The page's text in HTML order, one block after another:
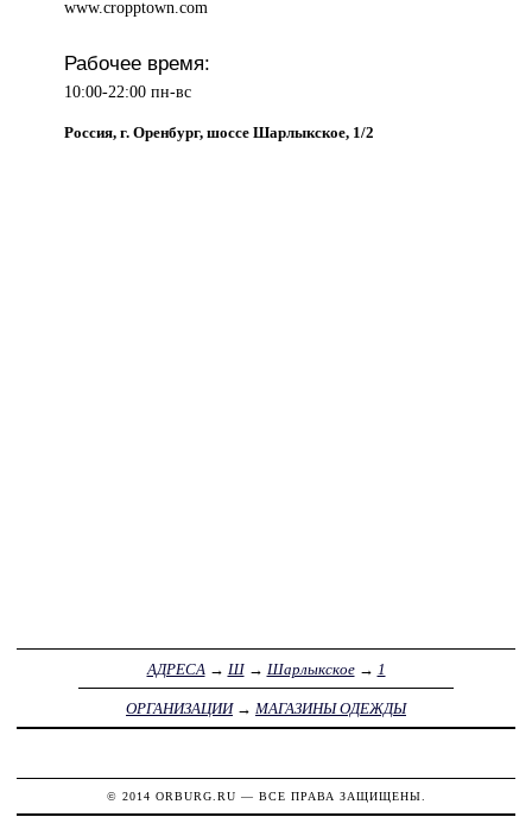
www.cropptown.com
Рабочее время:
10:00-22:00 пн-вс
Россия, г. Оренбург, шоссе Шарлыкское, 1/2
АДРЕСА → Ш→ Шарлыкское→ 1
ОРГАНИЗАЦИИ→ МАГАЗИНЫ ОДЕЖДЫ
© 2014 ORBURG.RU — ВСЕ ПРАВА ЗАЩИЩЕНЫ.